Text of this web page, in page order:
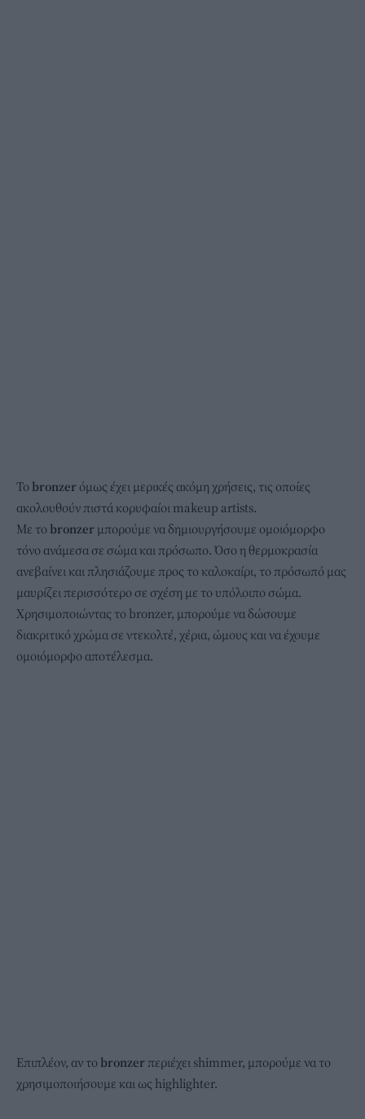
Το bronzer όμως έχει μερικές ακόμη χρήσεις, τις οποίες
ακολουθούν πιστά κορυφαίοι makeup artists.
Με το bronzer μπορούμε να δημιουργήσουμε ομοιόμορφο
τόνο ανάμεσα σε σώμα και πρόσωπο. Όσο η θερμοκρασία
ανεβαίνει και πλησιάζουμε προς το καλοκαίρι, το πρόσωπό μας
μαυρίζει περισσότερο σε σχέση με το υπόλοιπο σώμα.
Χρησιμοποιώντας το bronzer, μπορούμε να δώσουμε
διακριτικό χρώμα σε ντεκολτέ, χέρια, ώμους και να έχουμε
ομοιόμορφο αποτέλεσμα.
Επιπλέον, αν το bronzer περιέχει shimmer, μπορούμε να το
χρησιμοποιήσουμε και ως highlighter.